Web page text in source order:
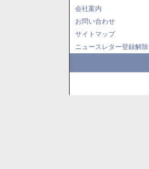
会社案内
お問い合わせ
サイトマップ
ニュースレター登録解除